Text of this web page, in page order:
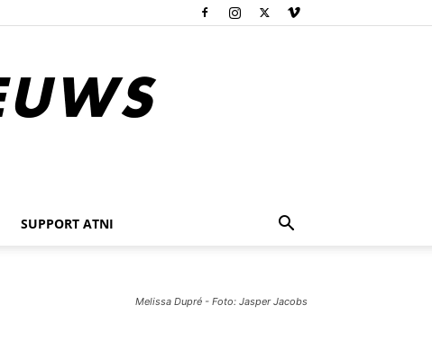
SUPPORT ATNI
Melissa Dupré - Foto: Jasper Jacobs